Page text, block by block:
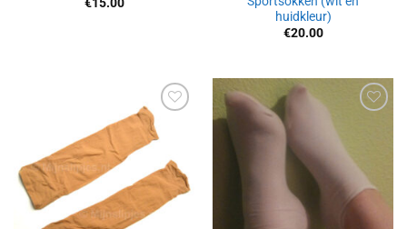
huidkleur)
€20.00
Aan
verlanglijst
toevoegen
verlanglijst
toevoegen